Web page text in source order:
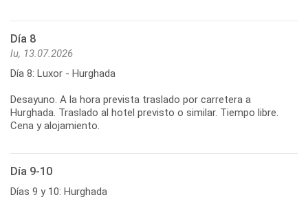
Día 8
lu, 13.07.2026
Día 8: Luxor - Hurghada
Desayuno. A la hora prevista traslado por carretera a
Hurghada. Traslado al hotel previsto o similar. Tiempo libre.
Cena y alojamiento.
Día 9-10
Días 9 y 10: Hurghada